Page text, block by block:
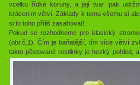
vcelku řídké koruny, a její tvar pak
krácením větví. Základy k tomu všemu si
si to toho příliš zasahovat!
Pokud se rozhodneme pro klasický
(obr.č.1). Čím je baňatější, tím více větví
takto pěstované rostlinky je hezký pohled,